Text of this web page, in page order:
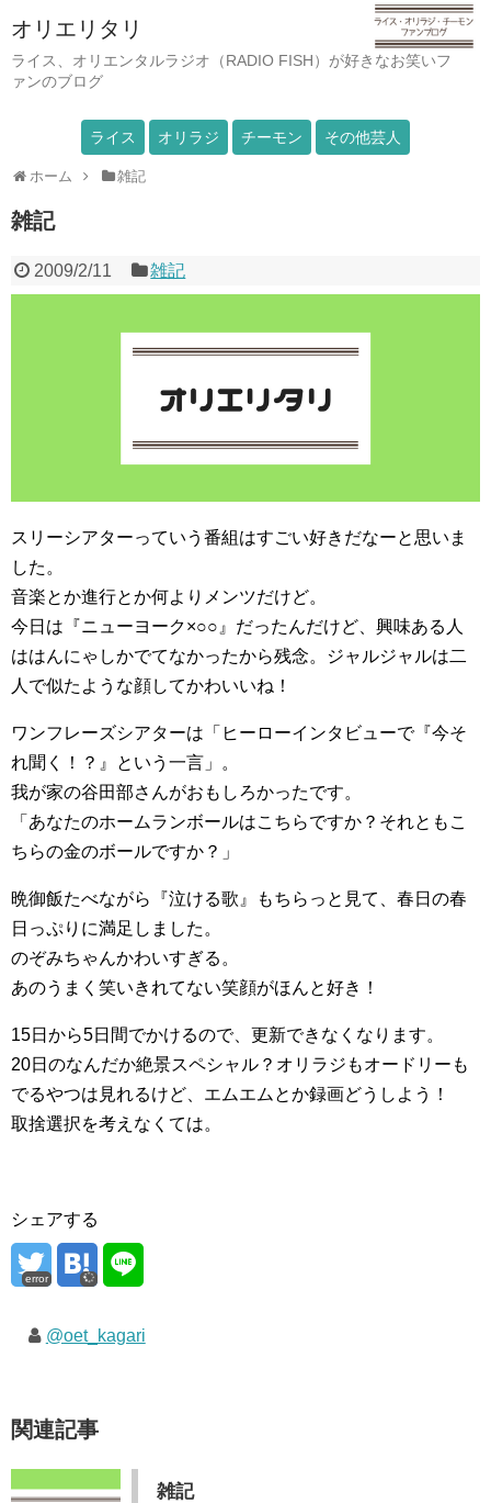
オリエリタリ
ライス、オリエンタルラジオ（RADIO FISH）が好きなお笑いフ
ァンのブログ
ライス オリラジ チーモン その他芸人
ホーム 雑記
雑記
2009/2/11 雑記
スリーシアターっていう番組はすごい好きだなーと思いま
した。
音楽とか進行とか何よりメンツだけど。
今日は『ニューヨーク×○○』だったんだけど、興味ある人
ははんにゃしかでてなかったから残念。ジャルジャルは二
人で似たような顔してかわいいね！
ワンフレーズシアターは「ヒーローインタビューで『今そ
れ聞く！？』という一言」。
我が家の谷田部さんがおもしろかったです。
「あなたのホームランボールはこちらですか？それともこ
ちらの金のボールですか？」
晩御飯たべながら『泣ける歌』もちらっと見て、春日の春
日っぷりに満足しました。
のぞみちゃんかわいすぎる。
あのうまく笑いきれてない笑顔がほんと好き！
15日から5日間でかけるので、更新できなくなります。
20日のなんだか絶景スペシャル？オリラジもオードリーも
でるやつは見れるけど、エムエムとか録画どうしよう！
取捨選択を考えなくては。
シェアする
error
@oet_kagari
関連記事
雑記